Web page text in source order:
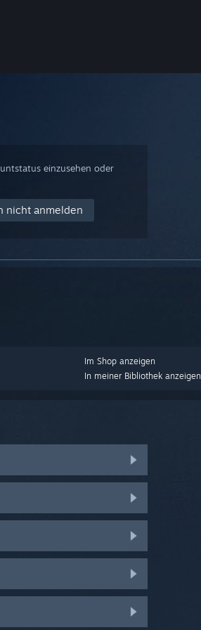
einzusehen oder
nicht anmelden
Im Shop anzeigen
In meiner Bibliothek anzeigen